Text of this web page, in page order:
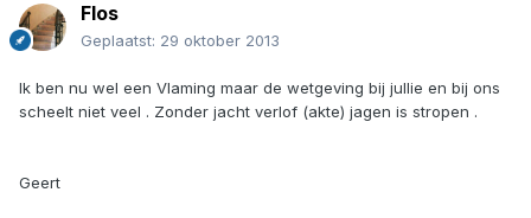
Flos
Geplaatst: 29 oktober 2013
Ik ben nu wel een Vlaming maar de wetgeving bij jullie en bij ons
scheelt niet veel . Zonder jacht verlof (akte) jagen is stropen .
Geert